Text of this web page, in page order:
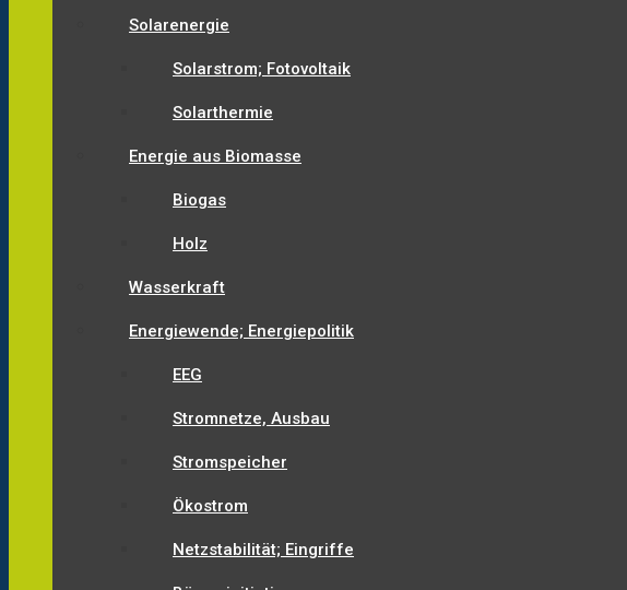
Solarenergie
Solarstrom; Fotovoltaik
Solarthermie
Energie aus Biomasse
Biogas
Holz
Wasserkraft
Energiewende; Energiepolitik
EEG
Stromnetze, Ausbau
Stromspeicher
Ökostrom
Netzstabilität; Eingriffe